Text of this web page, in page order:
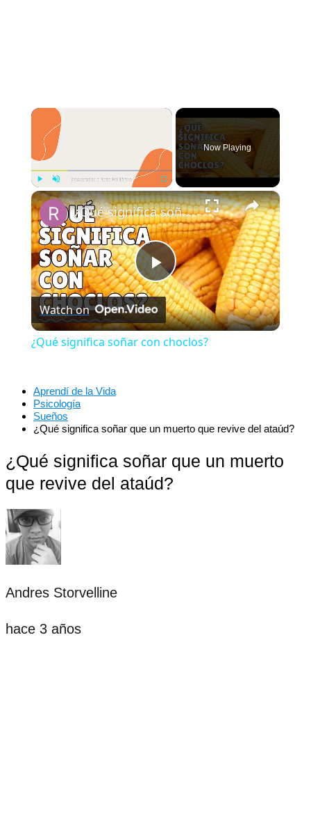
×
Play Unmute Fullscreen
Now Playing
×
Play
Video
¿Qué significa soñar con choclos?
Watch on
¿Qué significa soñar con choclos?
Aprendí de la Vida
Psicología
Sueños
¿Qué significa soñar que un muerto que revive del ataúd?
¿Qué significa soñar que un muerto
que revive del ataúd?
Andres Storvelline
hace 3 años